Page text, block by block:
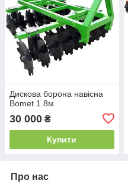
Дискова борона навісна
Bomet 1.8м
30 000 ₴
Купити
Про нас